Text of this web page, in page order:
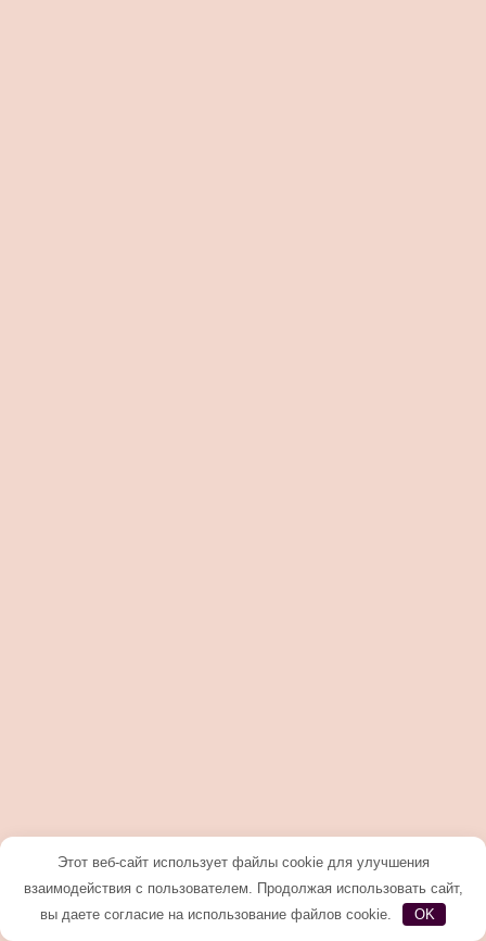
Этот веб-сайт использует файлы cookie для улучшения
взаимодействия с пользователем. Продолжая использовать сайт,
вы даете согласие на использование файлов cookie.
OK